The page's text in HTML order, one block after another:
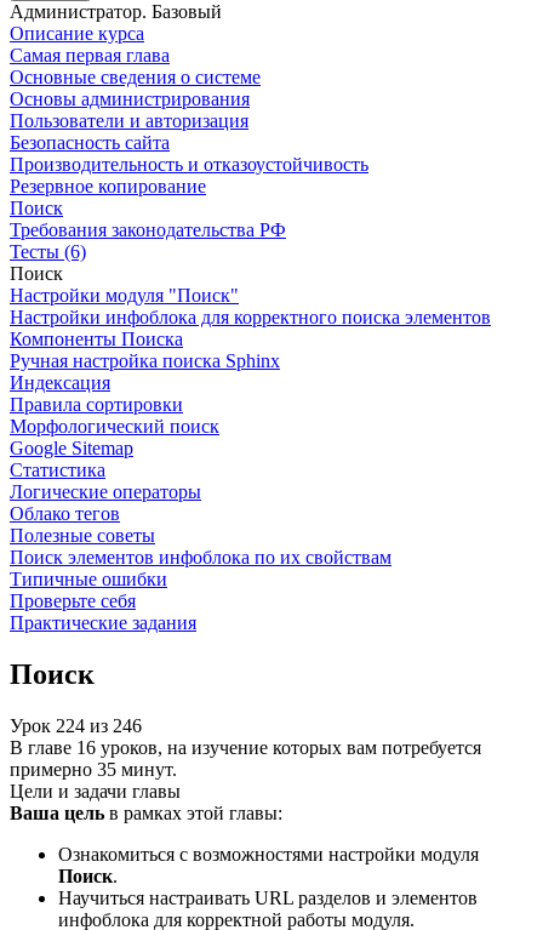
Администратор. Базовый
Описание курса
Самая первая глава
Основные сведения о системе
Основы администрирования
Пользователи и авторизация
Безопасность сайта
Производительность и отказоустойчивость
Резервное копирование
Поиск
Требования законодательства РФ
Тесты (6)
Поиск
Настройки модуля "Поиск"
Настройки инфоблока для корректного поиска элементов
Компоненты Поиска
Ручная настройка поиска Sphinx
Индексация
Правила сортировки
Морфологический поиск
Google Sitemap
Статистика
Логические операторы
Облако тегов
Полезные советы
Поиск элементов инфоблока по их свойствам
Типичные ошибки
Проверьте себя
Практические задания
Поиск
Урок 224 из 246
В главе 16 уроков, на изучение которых вам потребуется
примерно 35 минут.
Цели и задачи главы
Ваша цель в рамках этой главы:
Ознакомиться с возможностями настройки модуля
Поиск.
Научиться настраивать URL разделов и элементов
инфоблока для корректной работы модуля.